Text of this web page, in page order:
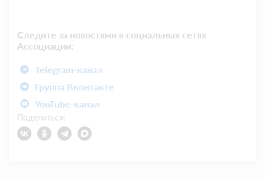
Следите за новостями в социальных сетях
Ассоциации:
Telegram-канал
Группа Вконтакте
YouTube-канал
Поделиться: